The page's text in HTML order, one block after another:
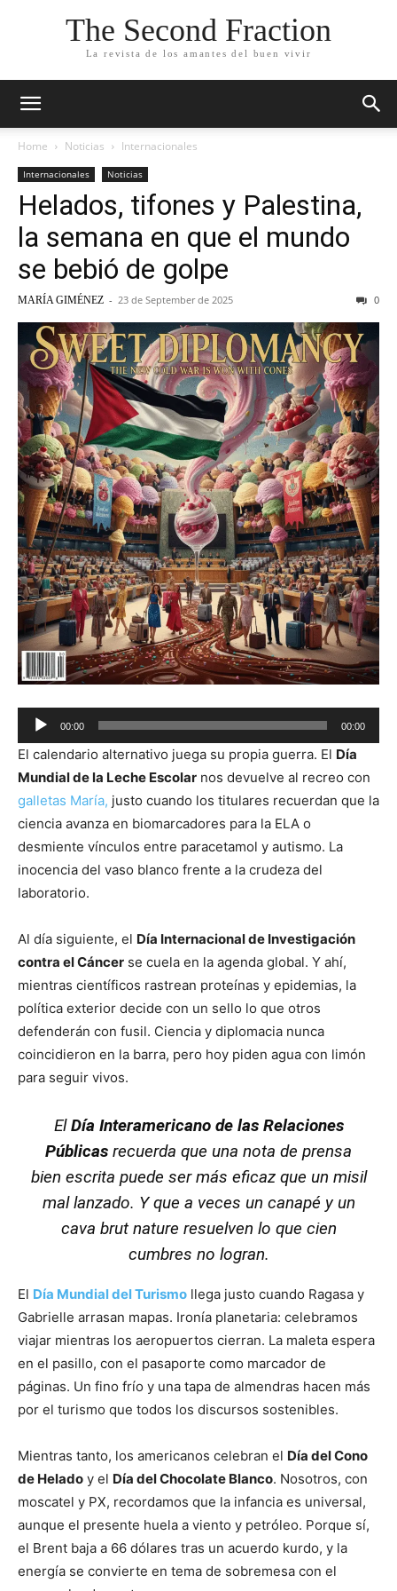
The Second Fraction
La revista de los amantes del buen vivir
Home Noticias Internacionales
Internacionales Noticias
Helados, tifones y Palestina,
la semana en que el mundo
se bebió de golpe
MARÍA GIMÉNEZ - 23 de September de 2025 0
Audio
Player
00:00 00:00
El calendario alternativo juega su propia guerra. El Día
Mundial de la Leche Escolar nos devuelve al recreo con
galletas María, justo cuando los titulares recuerdan que la
ciencia avanza en biomarcadores para la ELA o
desmiente vínculos entre paracetamol y autismo. La
inocencia del vaso blanco frente a la crudeza del
laboratorio.
Al día siguiente, el Día Internacional de Investigación
contra el Cáncer se cuela en la agenda global. Y ahí,
mientras científicos rastrean proteínas y epidemias, la
política exterior decide con un sello lo que otros
defenderán con fusil. Ciencia y diplomacia nunca
coincidieron en la barra, pero hoy piden agua con limón
para seguir vivos.
ElDía Interamericano de las Relaciones
Públicas recuerda que una nota de prensa
bien escrita puede ser más eficaz que un misil
mal lanzado. Y que a veces un canapé y un
cava brut nature resuelven lo que cien
cumbres no logran.
El Día Mundial del Turismo llega justo cuando Ragasa y
Gabrielle arrasan mapas. Ironía planetaria: celebramos
viajar mientras los aeropuertos cierran. La maleta espera
en el pasillo, con el pasaporte como marcador de
páginas. Un fino frío y una tapa de almendras hacen más
por el turismo que todos los discursos sostenibles.
Mientras tanto, los americanos celebran el Día del Cono
de Helado y el Día del Chocolate Blanco. Nosotros, con
moscatel y PX, recordamos que la infancia es universal,
aunque el presente huela a viento y petróleo. Porque sí,
el Brent baja a 66 dólares tras un acuerdo kurdo, y la
energía se convierte en tema de sobremesa con el